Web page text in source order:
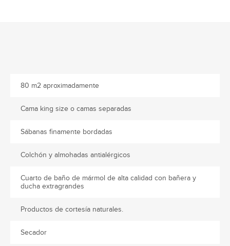
80 m2 aproximadamente
Cama king size o camas separadas
Sábanas finamente bordadas
Colchón y almohadas antialérgicos
Cuarto de baño de mármol de alta calidad con bañera y
ducha extragrandes
Productos de cortesía naturales.
Secador